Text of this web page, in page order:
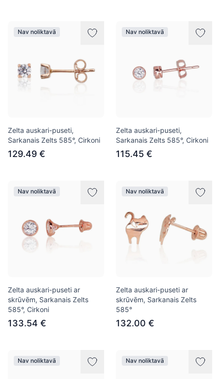
Nav noliktavā
Zelta auskari-puseti,
Sarkanais Zelts 585°, Cirkoni
129.49 €
Nav noliktavā
Zelta auskari-puseti,
Sarkanais Zelts 585°, Cirkoni
115.45 €
Nav noliktavā
Zelta auskari-puseti ar
skrūvēm, Sarkanais Zelts
585°, Cirkoni
133.54 €
Nav noliktavā
Zelta auskari-puseti ar
skrūvēm, Sarkanais Zelts
585°
132.00 €
Nav noliktavā Nav noliktavā